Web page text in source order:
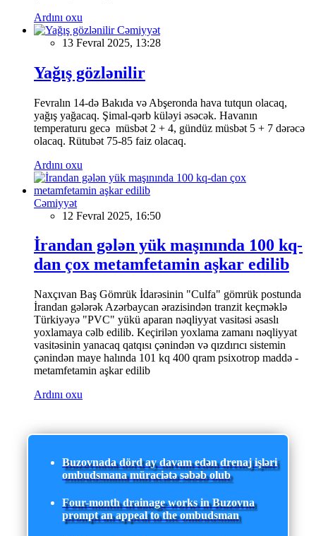
Ardını oxu
Cəmiyyət
13 Fevral 2025, 13:28
Yağış gözlənilir
Fevralın 14-də Bakıda və Abşeronda hava tutqun olacaq,
yağış yağacaq. Şimal-qərb küləyi əsəcək. Havanın
temperaturu gecə müsbət 2 + 4, gündüz müsbət 5 + 7 dərəcə
olacaq. Rütubət 75-85 faiz olacaq.
Ardını oxu
Cəmiyyət
12 Fevral 2025, 16:50
İrandan gələn yük maşınında 100 kq-
dan çox metamfetamin aşkar edilib
Naxçıvan Baş Gömrük İdarəsinin "Culfa" gömrük postunda
İrandan gələrək Azərbaycan ərazisindən tranzit keçməklə
Türkiyəyə "PVC" yükü aparan nəqliyyat vasitəsi əsaslı
yoxlamaya cəlb edilib. Keçirilən yoxlama zamanı nəqliyyat
vasitəsinin yanacaq qatqısı çənindən və qızdırıcı sistemin
çənindən maye halında 101 kq 400 qram psixotrop maddə -
metamfetamin aşkar edilib
Ardını oxu
Buzovnada dörd ay davam edən drenaj işləri
ombudsmana müraciətə səbəb olub
Four-month drainage works in Buzovna
prompt an appeal to the ombudsman